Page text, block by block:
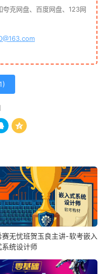
克网盘、百度网盘、123网
1)

赛无忧班贺玉良主讲-软考嵌入
系统设计师